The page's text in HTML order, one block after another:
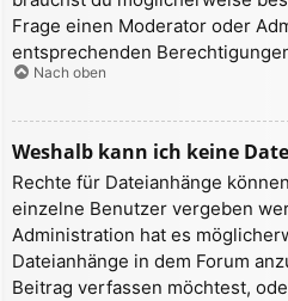
Frage einen Moderator oder
entsprechenden
Nach oben
Weshalb kann ich keine
Rechte für Dateianhänge
einzelne Benutzer vergeben
Administration hat es
Dateianhänge in dem Forum
Beitrag verfassen möchtest,